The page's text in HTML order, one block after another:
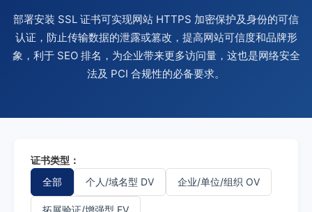
部署安装 SSL 证书可实现网站 HTTPS 加密保护及身份的可信
认证，防止传输数据的泄露或篡改，提高网站可信度和品牌形
象，利于 SEO 排名，为企业带来更多访问量，这也是网络安全
法及 PCI 合规性的必备要求。
证书类型：
全部
个人/域名型 DV 企业/单位/组织 OV
拓展验证/增强型 EV